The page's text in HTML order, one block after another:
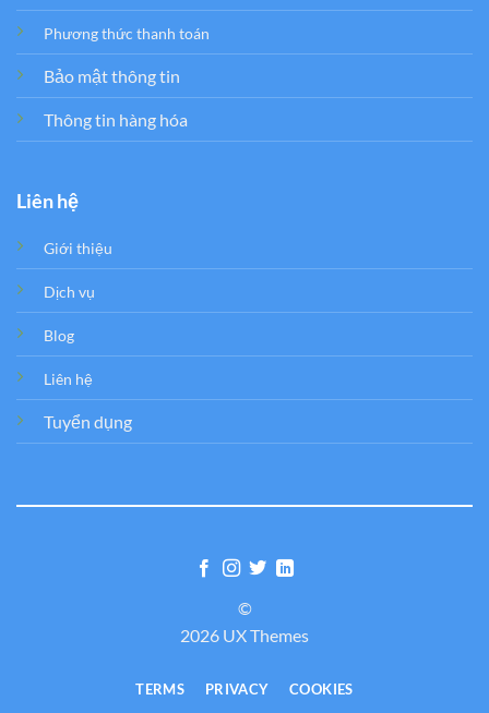
Phương thức thanh toán
Bảo mật thông tin
Thông tin hàng hóa
Liên hệ
Giới thiệu
Dịch vụ
Blog
Liên hệ
Tuyển dụng
©
2026 UX Themes
TERMS PRIVACY COOKIES